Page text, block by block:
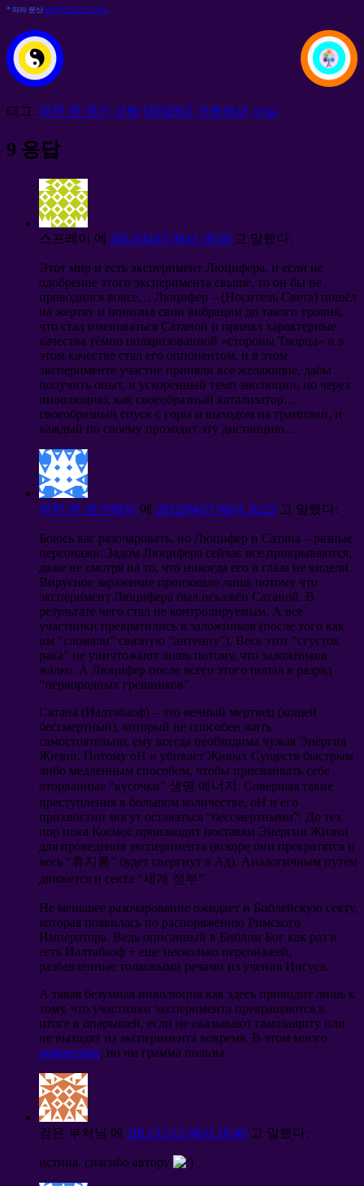
* 따라 분산 일반적인 공간 계약
태그: 무한 한 공간 사랑 ОБЪЕКТ 거동에서 사실
9 응답
스프레이 에 2012/04/15 에서 18:58 고 말했다:
Этот мир и есть эксперимент Люцифера, и если не
одобрение этого эксперимента свыше, то он бы не
проводился вовсе… Люцифер – (Носитель Света) пошёл
на жертву и понизил свои вибрации до такого уровня,
что стал именоваться Сатаной и принял характерные
качества тёмно поляризованной «стороны Творца» и в
этом качестве стал его оппонентом, и в этом
эксперименте участие приняли все желающие, дабы
получить опыт, и ускоренный темп эволюции, но через
инволюцию, как своеобразный катализатор…
своеобразный спуск с горы и выходом на трамплин, и
каждый по своему проходит эту дистанцию…
무한 한 공간에서 에 2012/04/17 에서 16:23 고 말했다:
Боюсь вас разочаровать, но Люцифер и Сатана – разные
персонажи. Задом Люцифера сейчас все прикрываются,
даже не смотря на то, что никогда его в глаза не видели.
Вирусное заражение произошло лишь потому что
эксперимент Люцифера был искажён Сатаной. В
результате чего стал не контролируемым. А все
участники превратились в заложников (после того как
им “сломали” связную “антенну”). Весь этот “сгусток
рака” не уничтожают лишь потому, что заложников
жалко. А Люцифер после всего этого попал в разряд
“первородных грешников”.
Сатана (Иалтабаоф) – это вечный мертвец (кощей
бессмертный), который не способен жить
самостоятельно, ему всегда необходима чужая Энергия
Жизни. Потому оН и убивает Живых Существ быстрым
либо медленным способом, чтобы присваивать себе
оторванные “кусочки” 생명 에너지. Совершая такие
преступления в большом количестве, оН и его
прихвостни могут оставаться “бессмертными”. До тех
пор пока Космос производит поставки Энергии Жизни
для проведения эксперимента (вскоре они прекратятся и
весь “휴지통” будет свергнут в Ад). Аналогичным путём
движется и секта “세계 정부”.
Не меньшее разочарование ожидает и Библейскую секту,
которая появилась по распоряжению Римского
Императора. Ведь описанный в Библии Бог как раз и
есть Иалтабаоф + еще несколько персонажей,
разбавленные толковыми речами из учения Иисуса.
А такая безумная инволюция как здесь приводит лишь к
тому, что участники эксперимента превращаются в
итоге в опарышей, если не оказывают самозащиту или
не выходят из эксперимента вовремя. В этом много
романтики, но ни грамма пользы.
검은 부처님 에 2011/11/13 에서 10:40 고 말했다:
истина. спасибо автору